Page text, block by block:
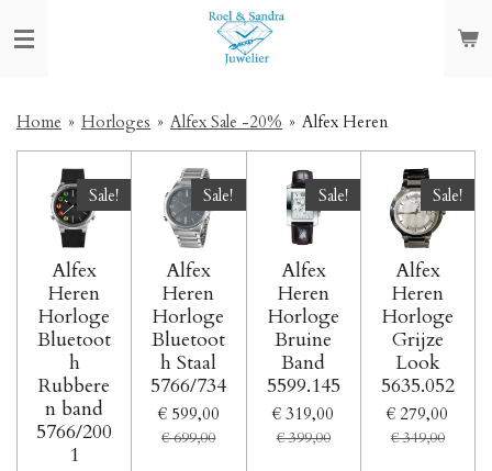
direct
hoofdinhoud
Home » Horloges » Alfex Sale -20% » Alfex Heren
Sale!
Alfex
Heren
Horloge
Bluetoot
h
Rubbere
n band
5766/200
1
Sale!
Alfex
Heren
Horloge
Bluetoot
h Staal
5766/734
€ 599,00
€ 699,00
Sale!
Alfex
Heren
Horloge
Bruine
Band
5599.145
€ 319,00
€ 399,00
Sale!
Alfex
Heren
Horloge
Grijze
Look
5635.052
€ 279,00
€ 349,00